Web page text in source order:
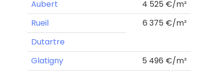
Aubert
4 525 €/m²
Rueil
6 375 €/m²
Dutartre
Glatigny
5 496 €/m²